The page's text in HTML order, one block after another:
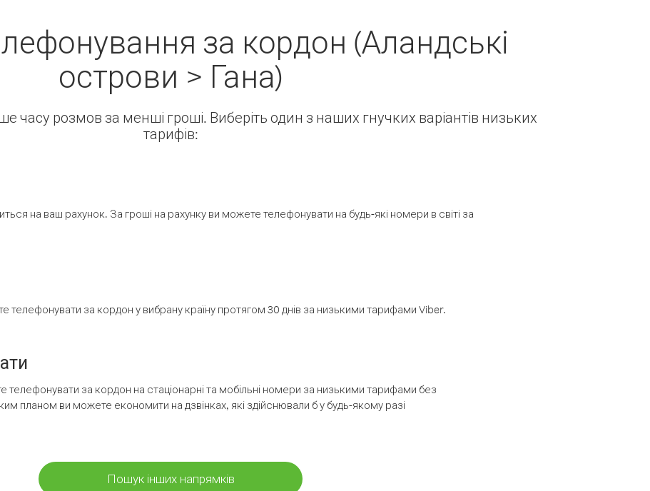
за кордон (Аландські
острови > Гана)
часу розмов за менші гроші. Виберіть один з наших гнучких варіантів низьких
тарифів:
на ваш рахунок. За гроші на рахунку ви можете телефонувати на будь-які номери в світі за
за кордон у вибрану країну протягом 30 днів за низькими тарифами Viber.
телефонувати за кордон на стаціонарні та мобільні номери за низькими тарифами без
планом ви можете економити на дзвінках, які здійснювали б у будь-якому разі
Пошук інших напрямків